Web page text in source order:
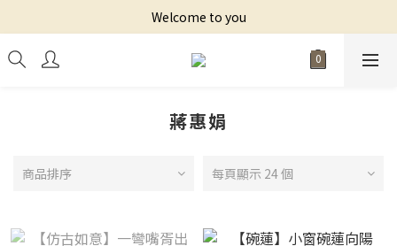
Welcome to you
蔣惠娟
商品排序 每頁顯示 24 個